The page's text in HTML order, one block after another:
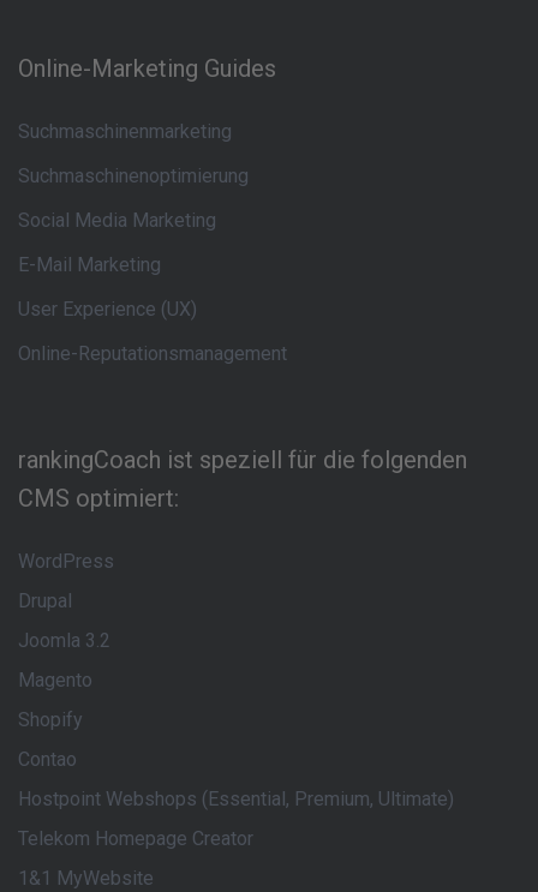
Online-Marketing Guides
Suchmaschinenmarketing
Suchmaschinenoptimierung
Social Media Marketing
E-Mail Marketing
User Experience (UX)
Online-Reputationsmanagement
rankingCoach ist speziell für die folgenden
CMS optimiert:
WordPress
Drupal
Joomla 3.2
Magento
Shopify
Contao
Hostpoint Webshops (Essential, Premium, Ultimate)
Telekom Homepage Creator
1&1 MyWebsite